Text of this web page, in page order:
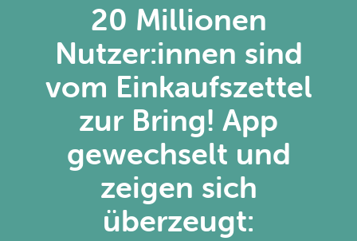
20 Millionen
Nutzer:innen sind
vom Einkaufszettel
zur Bring! App
gewechselt und
zeigen sich
überzeugt: